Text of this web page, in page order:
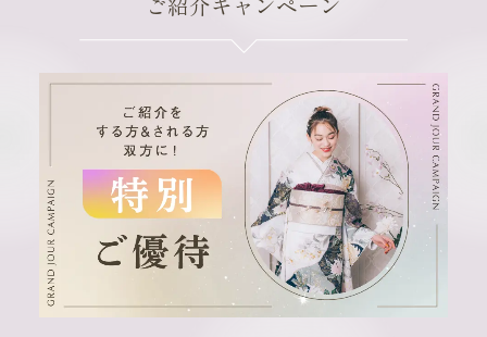
ご紹介キャンペーン